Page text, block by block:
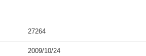
27264
2009/10/24